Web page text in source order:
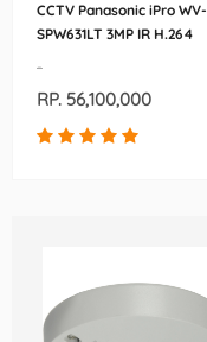
CCTV Panasonic iPro WV-
SPW631LT 3MP IR H.264
-
RP. 56,100,000